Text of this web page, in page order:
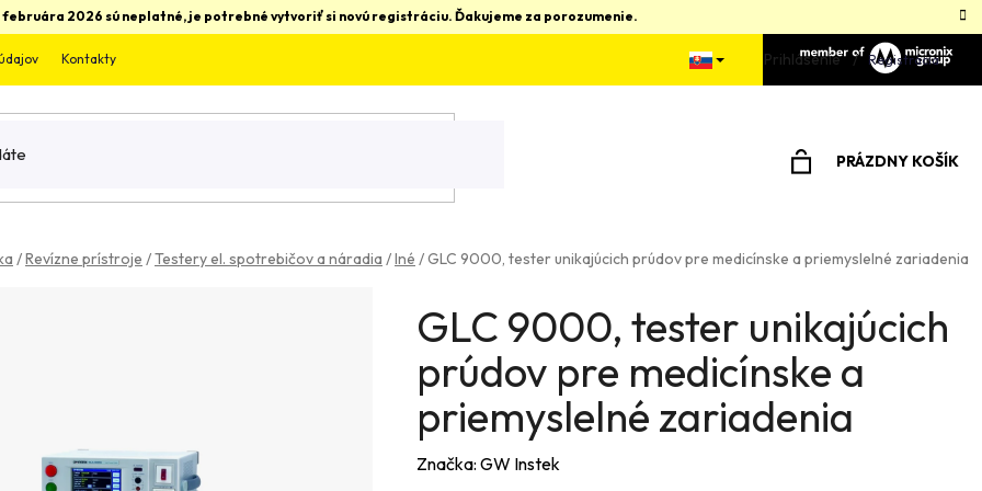
2026 sú neplatné, je potrebné vytvoriť si novú registráciu. Ďakujeme za porozumenie.
Kontakty Prihlásenie Registrácia
PRÁZDNY KOŠÍK
/Revízne prístroje /Testery el. spotrebičov a náradia /Iné /GLC 9000, tester unikajúcich prúdov pre medicínske a priemyslelné zariadenia
GLC 9000, tester unikajúcich
prúdov pre medicínske a
priemyslelné zariadenia
Značka: GW Instek